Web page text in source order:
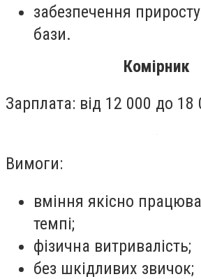
забезпечення приросту
бази.
Комірник
Зарплата: від 12 000 до 18
Вимоги:
вміння якісно
темпі;
фізична витривалість;
без шкідливих звичок;